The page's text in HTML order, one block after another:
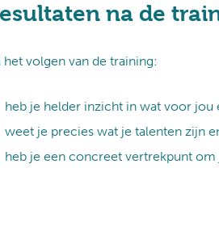
na de
het volgen van de training:
heb je helder inzicht in wat voor jou
weet je precies wat je talenten zijn
heb je een concreet vertrekpunt